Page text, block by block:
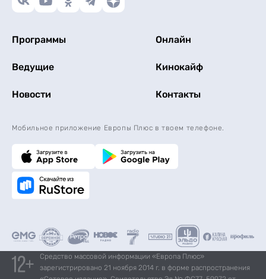
Программы Онлайн
Ведущие Кинокайф
Новости Контакты
Мобильное приложение Европы Плюс в твоем телефоне.
Средство массовой информации «Европа Плюс»
зарегистрировано 21 ноября 2014 г. в форме распространения